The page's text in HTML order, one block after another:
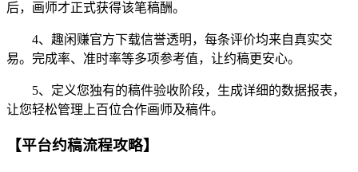
后，画师才正式获得该笔稿酬。
4、趣闲赚官方下载信誉透明，每条评价均来自真实交
易。完成率、准时率等多项参考值，让约稿更安心。
5、定义您独有的稿件验收阶段，生成详细的数据报表，
让您轻松管理上百位合作画师及稿件。
【平台约稿流程攻略】